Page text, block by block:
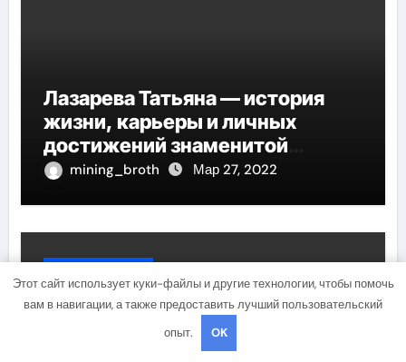
Лазарева Татьяна — история
жизни, карьеры и личных
достижений знаменитой
актрисы, восходящей на олимп
mining_broth Мар 27, 2022
Этот сайт использует куки-файлы и другие технологии, чтобы помочь
вам в навигации, а также предоставить лучший пользовательский
опыт.
OK